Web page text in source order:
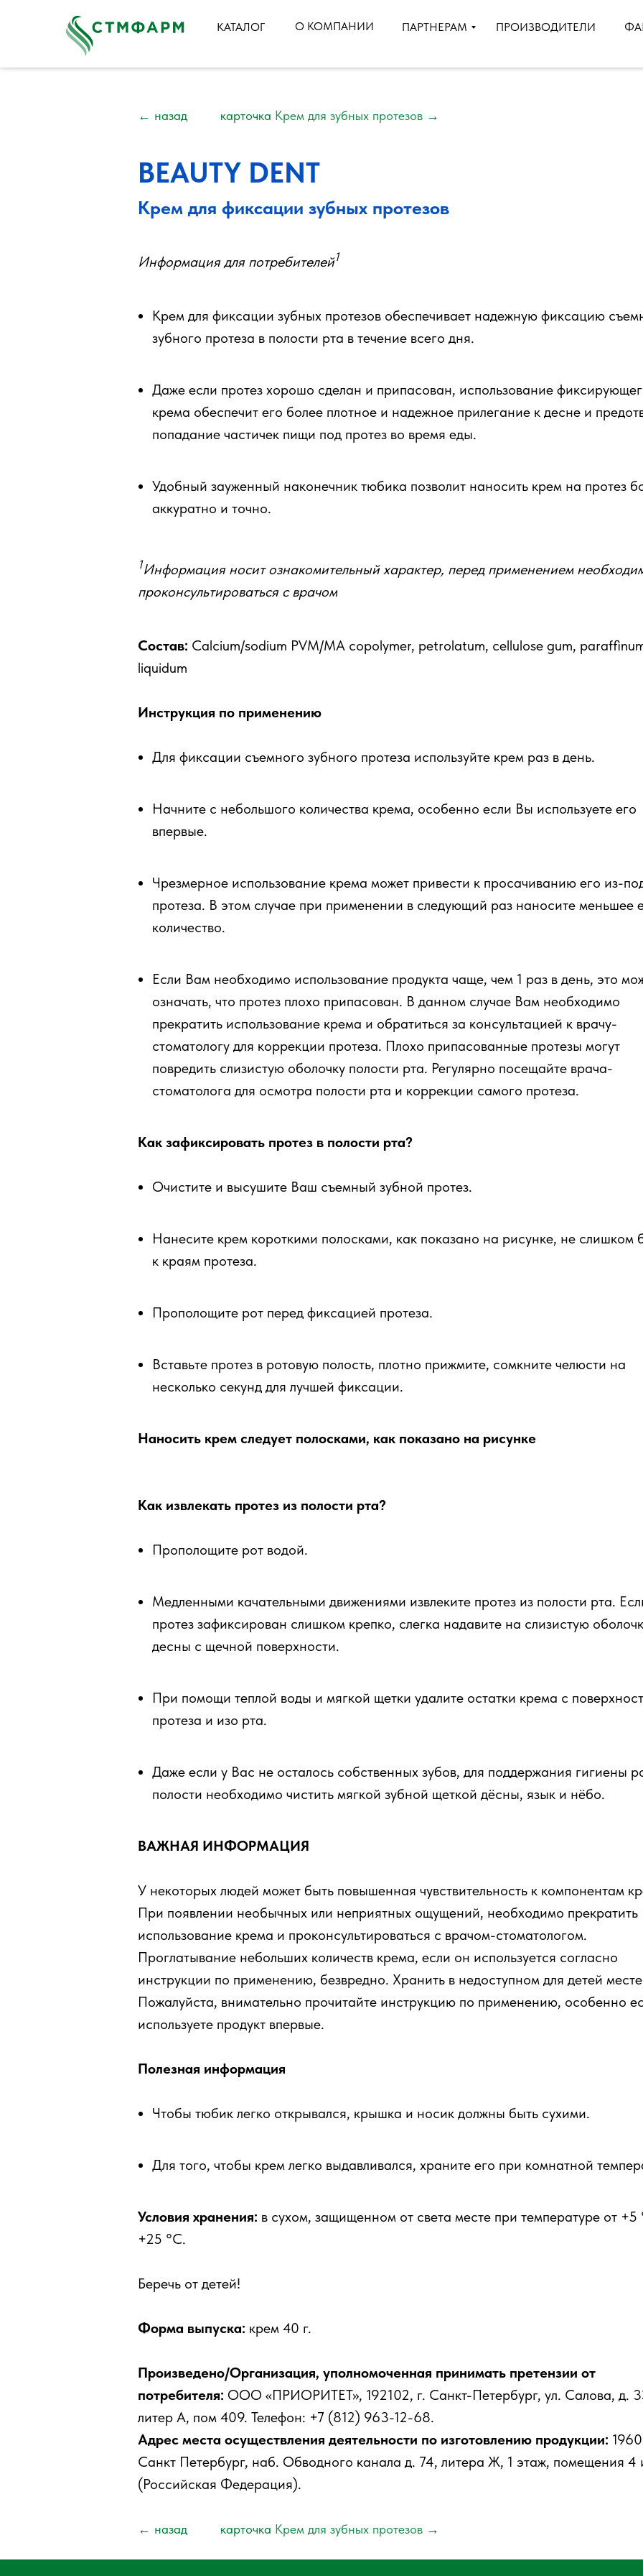
ПРОИЗВОДИТЕЛИ
ПАРТНЕРАМ
КАТАЛОГ О КОМПАНИИ
карточка Крем для зубных протезов →
← назад
BEAUTY DENT
Крем для фиксации зубных протезов
Информация для потребителей1
Крем для фиксации зубных протезов обеспечивает надежную фиксацию
зубного протеза в полости рта в течение всего дня.
Даже если протез хорошо сделан и припасован, использование
крема обеспечит его более плотное и надежное прилегание к десне и
попадание частичек пищи под протез во время еды.
Удобный зауженный наконечник тюбика позволит наносить крем на протез
аккуратно и точно.
1Информация носит ознакомительный характер, перед применением
проконсультироваться с врачом
Состав: Calcium/sodium PVM/MA copolymer, petrolatum, cellulose gum,
liquidum
Инструкция по применению
Для фиксации съемного зубного протеза используйте крем раз в день.
Начните с небольшого количества крема, особенно если Вы используете его
впервые.
Чрезмерное использование крема может привести к просачиванию его из-
протеза. В этом случае при применении в следующий раз наносите меньшее
количество.
Если Вам необходимо использование продукта чаще, чем 1 раз в день, это
означать, что протез плохо припасован. В данном случае Вам необходимо
прекратить использование крема и обратиться за консультацией к врачу-
стоматологу для коррекции протеза. Плохо припасованные протезы могут
повредить слизистую оболочку полости рта. Регулярно посещайте врача-
стоматолога для осмотра полости рта и коррекции самого протеза.
Как зафиксировать протез в полости рта?
Очистите и высушите Ваш съемный зубной протез.
Нанесите крем короткими полосками, как показано на рисунке, не слишком
к краям протеза.
Прополощите рот перед фиксацией протеза.
Вставьте протез в ротовую полость, плотно прижмите, сомкните челюсти на
несколько секунд для лучшей фиксации.
Наносить крем следует полосками, как показано на рисунке
Как извлекать протез из полости рта?
Прополощите рот водой.
Медленными качательными движениями извлеките протез из полости рта.
протез зафиксирован слишком крепко, слегка надавите на слизистую
десны с щечной поверхности.
При помощи теплой воды и мягкой щетки удалите остатки крема с
протеза и изо рта.
Даже если у Вас не осталось собственных зубов, для поддержания гигиены
полости необходимо чистить мягкой зубной щеткой дёсны, язык и нёбо.
ВАЖНАЯ ИНФОРМАЦИЯ
У некоторых людей может быть повышенная чувствительность к компонентам
При появлении необычных или неприятных ощущений, необходимо прекратить
использование крема и проконсультироваться с врачом-стоматологом.
Проглатывание небольших количеств крема, если он используется согласно
инструкции по применению, безвредно. Хранить в недоступном для детей
Пожалуйста, внимательно прочитайте инструкцию по применению, особенно
используете продукт впервые.
Полезная информация
Чтобы тюбик легко открывался, крышка и носик должны быть сухими.
Для того, чтобы крем легко выдавливался, храните его при комнатной
Условия хранения: в сухом, защищенном от света месте при температуре от +5
+25 °С.
Беречь от детей!
Форма выпуска: крем 40 г.
Произведено/Организация, уполномоченная принимать претензии от
потребителя: ООО «ПРИОРИТЕТ», 192102, г. Санкт-Петербург, ул. Салова, д.
литер А, пом 409. Телефон: +7 (812) 963-12-68.
Адрес места осуществления деятельности по изготовлению продукции:
Санкт Петербург, наб. Обводного канала д. 74, литера Ж, 1 этаж, помещения 4
(Российская Федерация).
карточка Крем для зубных протезов →
← назад